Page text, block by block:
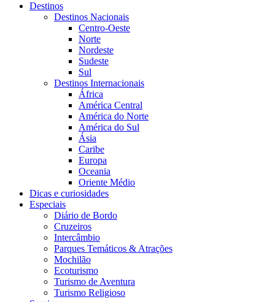
Destinos
Destinos Nacionais
Centro-Oeste
Norte
Nordeste
Sudeste
Sul
Destinos Internacionais
África
América Central
América do Norte
América do Sul
Ásia
Caribe
Europa
Oceania
Oriente Médio
Dicas e curiosidades
Especiais
Diário de Bordo
Cruzeiros
Intercâmbio
Parques Temáticos & Atrações
Mochilão
Ecoturismo
Turismo de Aventura
Turismo Religioso